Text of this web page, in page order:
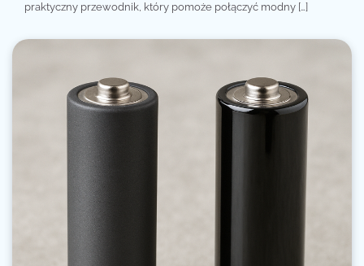
praktyczny przewodnik, który pomoże połączyć modny […]